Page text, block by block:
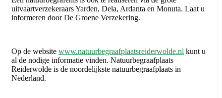
uitvaartverzekeraars Yarden, Dela, Ardanta en Monuta. Laat u
informeren door De Groene Verzekering.
Op de website www.natuurbegraafplaatsreiderwolde.nl kunt u
al de nodige informatie vinden. Natuurbegraafplaats
Reiderwolde is de noordelijkste natuurbegraafplaats in
Nederland.